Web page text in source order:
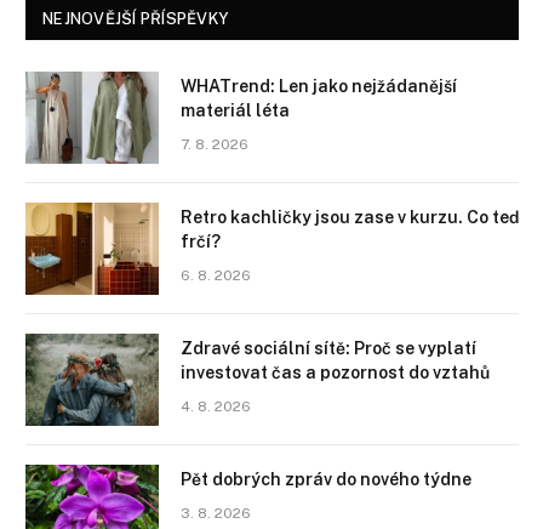
NEJNOVĚJŠÍ PŘÍSPĚVKY
WHATrend: Len jako nejžádanější
materiál léta
7. 8. 2026
Retro kachličky jsou zase v kurzu. Co teď
frčí?
6. 8. 2026
Zdravé sociální sítě: Proč se vyplatí
investovat čas a pozornost do vztahů
4. 8. 2026
Pět dobrých zpráv do nového týdne
3. 8. 2026